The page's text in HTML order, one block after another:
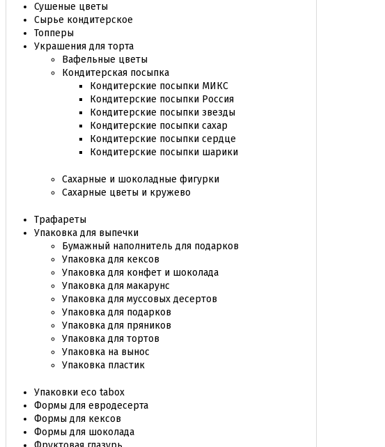
Сушеные цветы
Сырье кондитерское
Топперы
Украшения для торта
Вафельные цветы
Кондитерская посыпка
Кондитерские посыпки МИКС
Кондитерские посыпки Россия
Кондитерские посыпки звезды
Кондитерские посыпки сахар
Кондитерские посыпки сердце
Кондитерские посыпки шарики
Сахарные и шоколадные фигурки
Сахарные цветы и кружево
Трафареты
Упаковка для выпечки
Бумажный наполнитель для подарков
Упаковка для кексов
Упаковка для конфет и шоколада
Упаковка для макарунс
Упаковка для муссовых десертов
Упаковка для подарков
Упаковка для пряников
Упаковка для тортов
Упаковка на вынос
Упаковка пластик
Упаковки eco tabox
Формы для евродесерта
Формы для кексов
Формы для шоколада